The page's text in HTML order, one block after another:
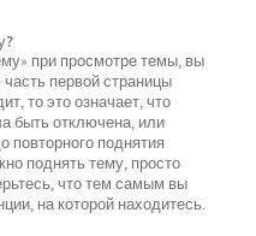
при просмотре темы, вы
первой страницы
то это означает, что
быть отключена, или
повторного поднятия
поднять тему, просто
что тем самым вы
на которой находитесь.